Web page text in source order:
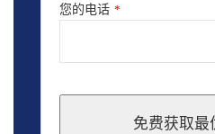
您的电话 *
免费获取最